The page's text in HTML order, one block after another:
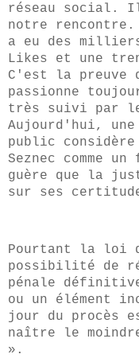
réseau social. Il
notre
a eu des
Likes et une
C'est la preuve
passionne
très suivi par
Aujourd'hui,
public
Seznec comme
guère que la
sur ses
Pourtant la loi
possibilité de
pénale
ou un élément
jour du procès
naître le
» .